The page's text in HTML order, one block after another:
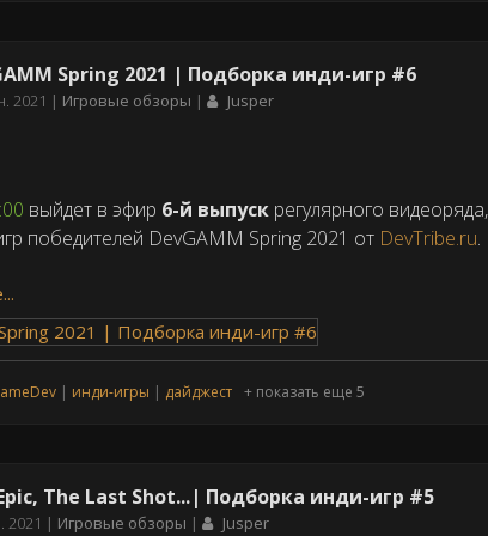
Spring 2021 | Подборка инди-игр #6
2021 Игровые обзоры Jusper
выйдет в эфир 6-й выпуск регулярного
победителей DevGAMM Spring 2021 от DevTribe.ru.
инди-игры дайджест + показать еще 5
The Last Shot...| Подборка инди-игр #5
2021 Игровые обзоры Jusper